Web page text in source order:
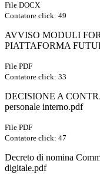
File DOCX
Contatore click: 49
AVVISO MODULI
PIATTAFORMA
File PDF
Contatore click: 33
DECISIONE A
personale interno.pdf
File PDF
Contatore click: 47
Decreto di nomina
digitale.pdf